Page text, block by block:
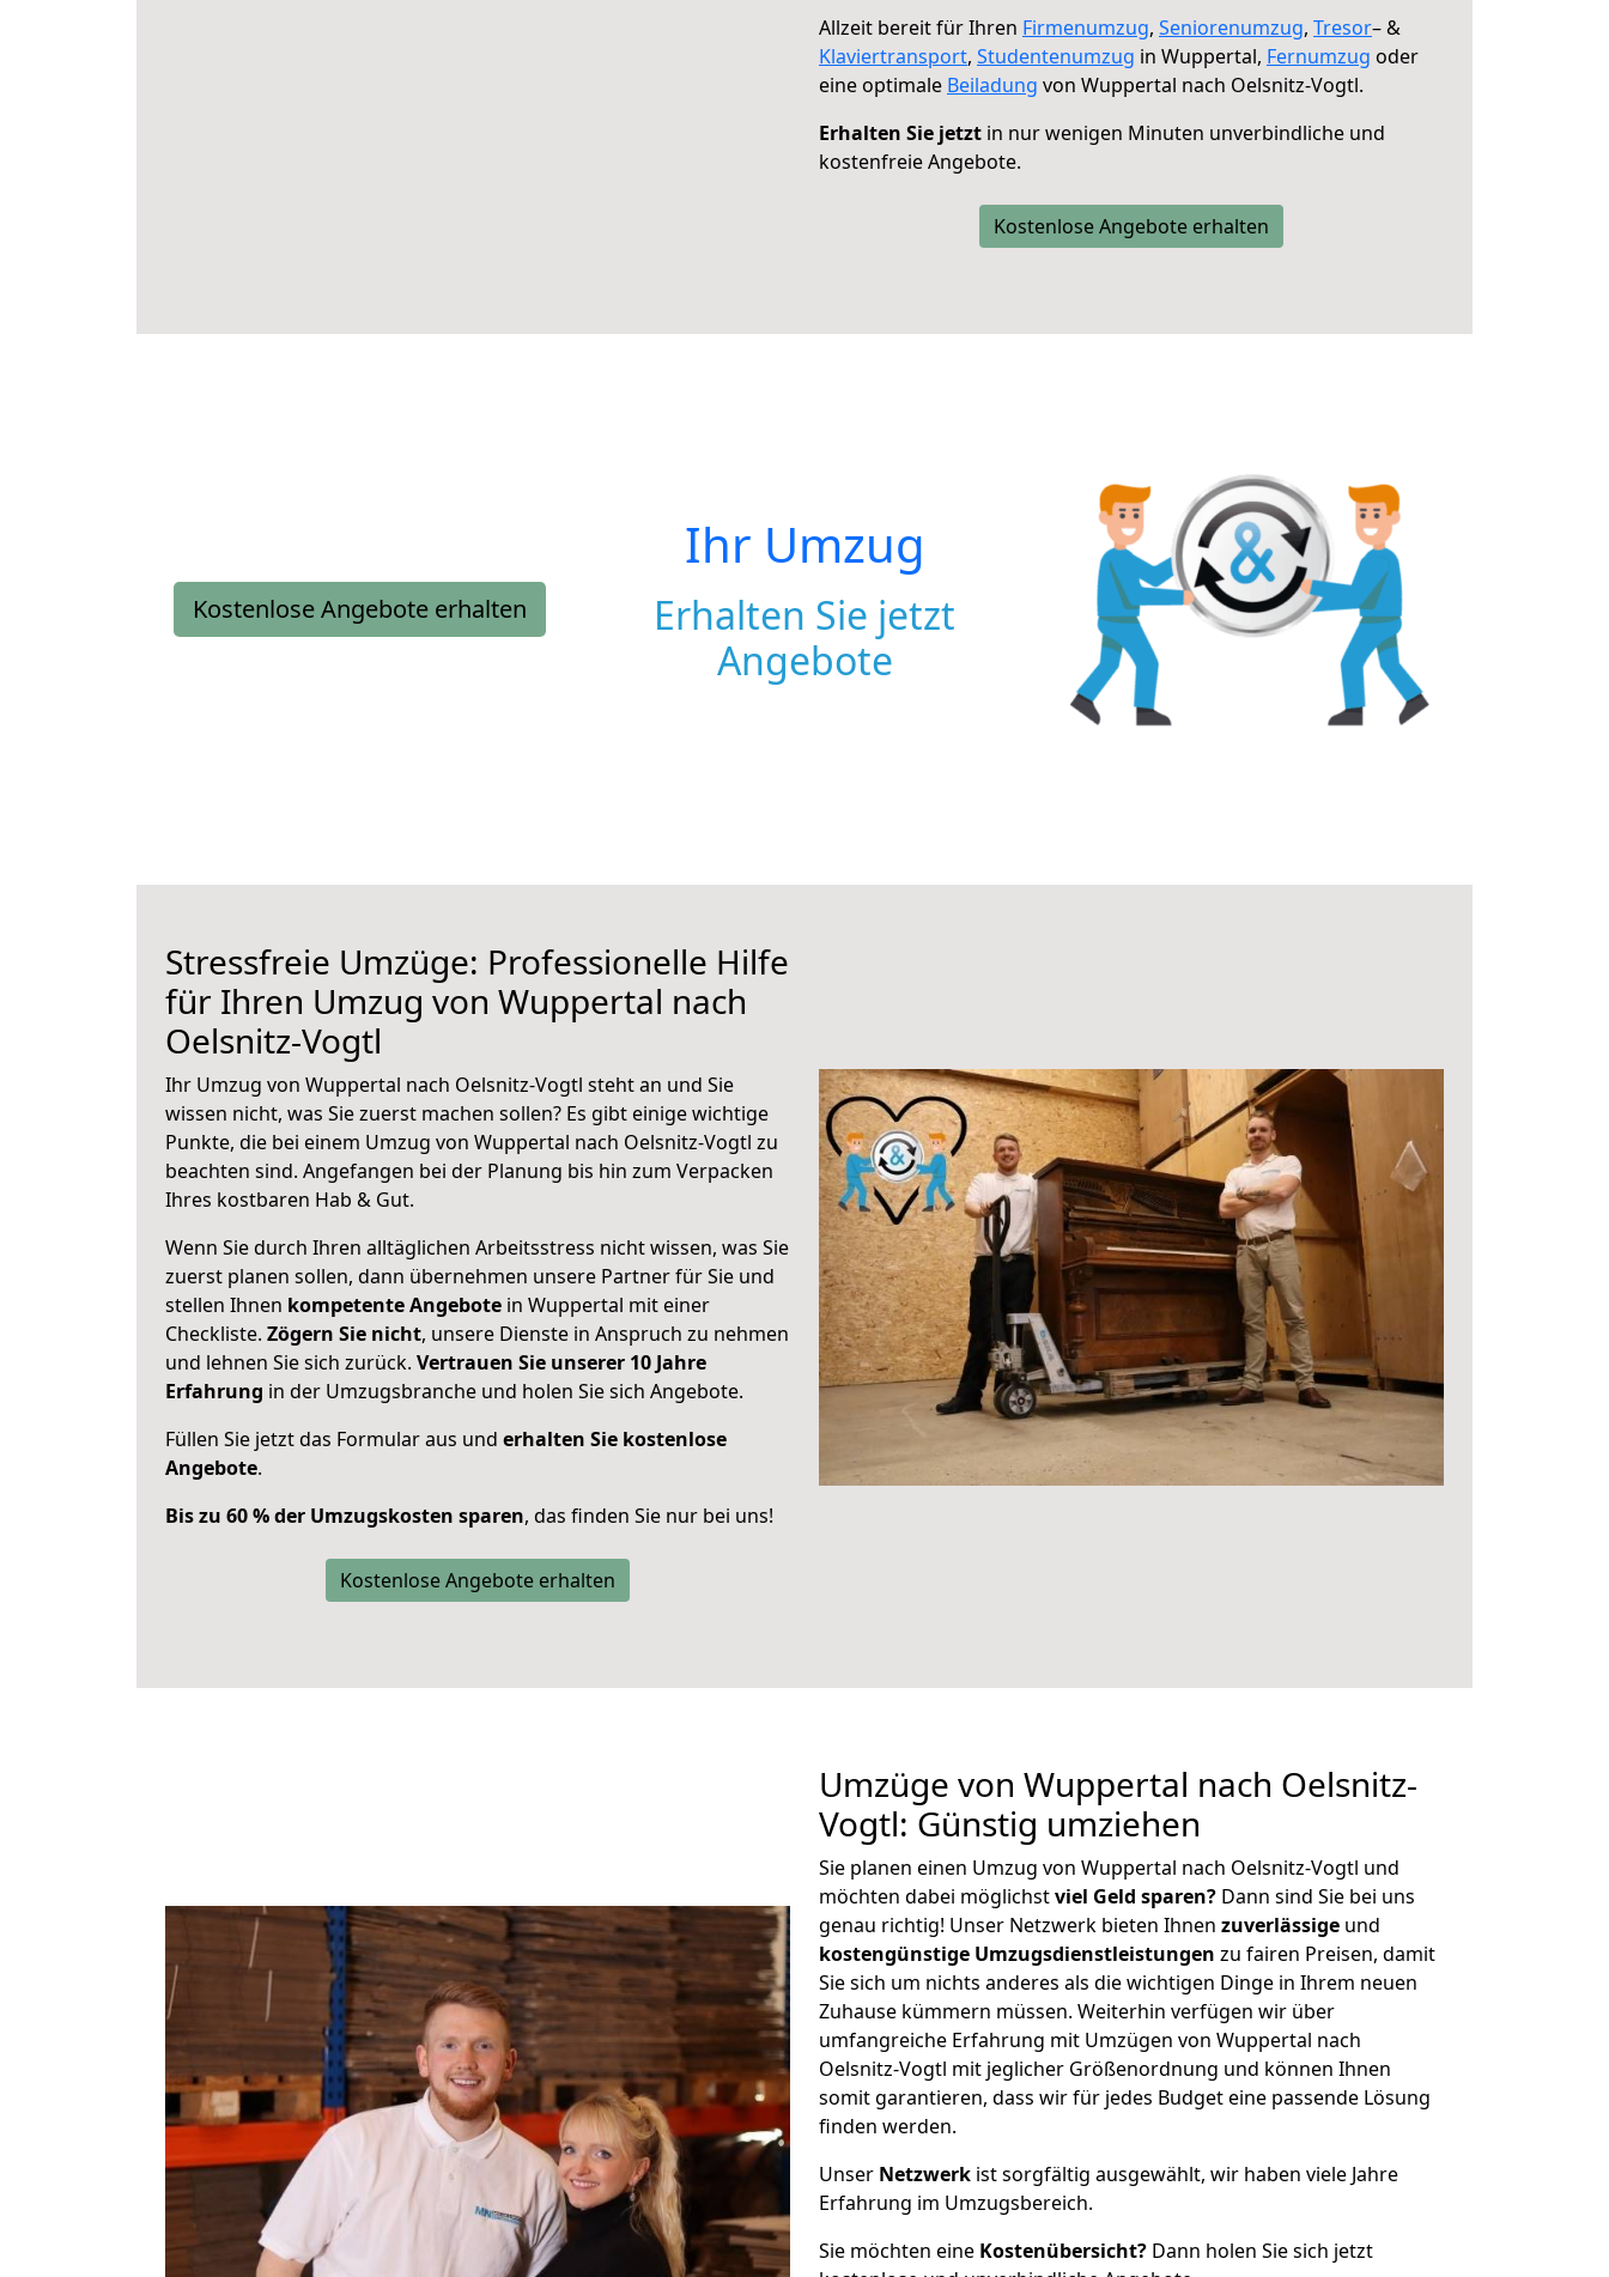
Allzeit bereit für Ihren Firmenumzug, Seniorenumzug, Tresor– &
Klaviertransport, Studentenumzug in Wuppertal, Fernumzug oder
eine optimale Beiladung von Wuppertal nach Oelsnitz-Vogtl.
Erhalten Sie jetzt in nur wenigen Minuten unverbindliche und
kostenfreie Angebote.
Kostenlose Angebote erhalten
Kostenlose Angebote erhalten
Ihr Umzug
Erhalten Sie jetzt
Angebote
Stressfreie Umzüge: Professionelle Hilfe
für Ihren Umzug von Wuppertal nach
Oelsnitz-Vogtl
Ihr Umzug von Wuppertal nach Oelsnitz-Vogtl steht an und Sie
wissen nicht, was Sie zuerst machen sollen? Es gibt einige wichtige
Punkte, die bei einem Umzug von Wuppertal nach Oelsnitz-Vogtl zu
beachten sind. Angefangen bei der Planung bis hin zum Verpacken
Ihres kostbaren Hab & Gut.
Wenn Sie durch Ihren alltäglichen Arbeitsstress nicht wissen, was Sie
zuerst planen sollen, dann übernehmen unsere Partner für Sie und
stellen Ihnen kompetente Angebote in Wuppertal mit einer
Checkliste. Zögern Sie nicht, unsere Dienste in Anspruch zu nehmen
und lehnen Sie sich zurück. Vertrauen Sie unserer 10 Jahre
Erfahrung in der Umzugsbranche und holen Sie sich Angebote.
Füllen Sie jetzt das Formular aus und erhalten Sie kostenlose
Angebote.
Bis zu 60 % der Umzugskosten sparen, das finden Sie nur bei uns!
Kostenlose Angebote erhalten
Umzüge von Wuppertal nach Oelsnitz-
Vogtl: Günstig umziehen
Sie planen einen Umzug von Wuppertal nach Oelsnitz-Vogtl und
möchten dabei möglichstviel Geld sparen? Dann sind Sie bei uns
genau richtig! Unser Netzwerk bieten Ihnen zuverlässige und
kostengünstige Umzugsdienstleistungen zu fairen Preisen, damit
Sie sich um nichts anderes als die wichtigen Dinge in Ihrem neuen
Zuhause kümmern müssen. Weiterhin verfügen wir über
umfangreiche Erfahrung mit Umzügen von Wuppertal nach
Oelsnitz-Vogtl mit jeglicher Größenordnung und können Ihnen
somit garantieren, dass wir für jedes Budget eine passende Lösung
finden werden.
Unser Netzwerk ist sorgfältig ausgewählt, wir haben viele Jahre
Erfahrung im Umzugsbereich.
Sie möchten eine Kostenübersicht? Dann holen Sie sich jetzt